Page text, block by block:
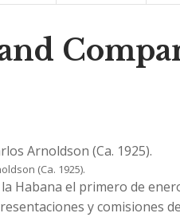
(Ca. 1925).
Habana el primero de
y comisiones